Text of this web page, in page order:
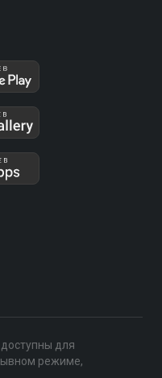
для
режиме,